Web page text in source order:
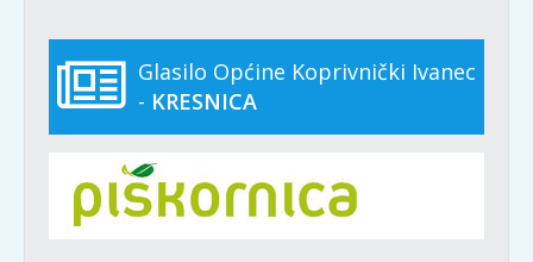
Glasilo Općine Koprivnički Ivanec
- KRESNICA